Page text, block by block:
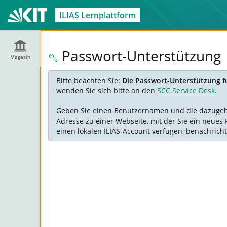
ILIAS Lernplattform
Magazin Passwort-Unterstützung
Bitte beachten Sie: Die Passwort-Unterstützung
wenden Sie sich bitte an den SCC Service Desk.
Geben Sie einen Benutzernamen und die
Adresse zu einer Webseite, mit der Sie ein
einen lokalen ILIAS-Account verfügen,